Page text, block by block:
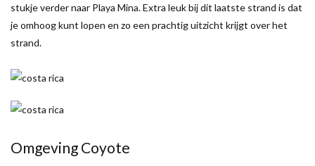
stukje verder naar Playa Mina. Extra leuk bij dit laatste strand is dat
je omhoog kunt lopen en zo een prachtig uitzicht krijgt over het
strand.
Omgeving Coyote